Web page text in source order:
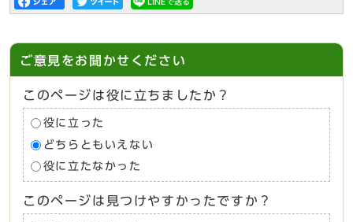
ご意見をお聞かせください
このページは役に立ちましたか？
役に立った
どちらともいえない
役に立たなかった
このページは見つけやすかったですか？